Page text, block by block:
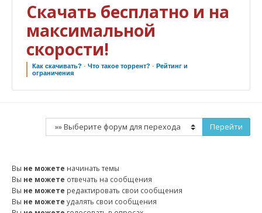
Скачать бесплатно и на
максимальной
скорости!
Как скачивать? ·Что такое торрент? ·Рейтинг и
ограничения
Вы не можете начинать темы
Вы не можете отвечать на сообщения
Вы не можете редактировать свои сообщения
Вы не можете удалять свои сообщения